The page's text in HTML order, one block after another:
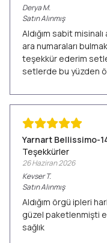
DeryaM.
Satın Alınmış
Aldığım sabit
ara numaraları
teşekkür ederim
setlerde bu yüzden
Yarnart Bellissimo-
Teşekkürler
26 Haziran 2026
Kevser T.
Satın Alınmış
Aldığım örgü ipleri
güzel paketlenmişti
sağlık